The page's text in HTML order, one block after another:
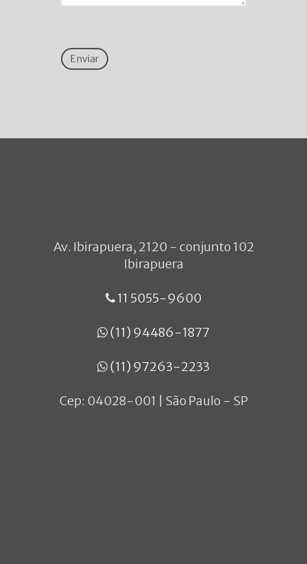
Av. Ibirapuera, 2120 - conjunto 102
Ibirapuera
11 5055-9600
(11) 94486-1877
(11) 97263-2233
Cep: 04028-001 | São Paulo - SP